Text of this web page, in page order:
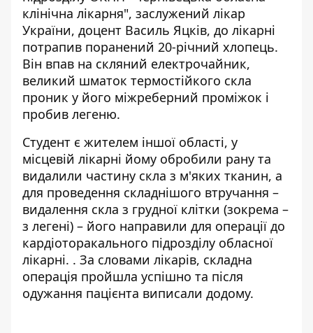
клінічна лікарня", заслужений лікар
України, доцент Василь Яцків, до лікарні
потрапив поранений 20-річний хлопець.
Він впав на скляний електрочайник,
великий шматок термостійкого скла
проник у його міжреберний проміжок і
пробив легеню.
Студент є жителем іншої області, у
місцевій лікарні йому обробили рану та
видалили частину скла з м'яких тканин, а
для проведення складнішого втручання –
видалення скла з грудної клітки (зокрема –
з легені) – його направили для операції до
кардіоторакального підрозділу обласної
лікарні. . За словами лікарів, складна
операція пройшла успішно та після
одужання пацієнта виписали додому.